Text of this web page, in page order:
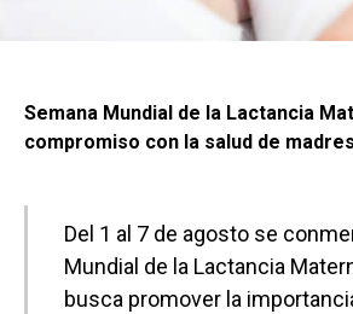
Semana Mundial de la Lactancia
compromiso con la salud de
Del 1 al 7 de agosto se
Mundial de la Lactancia
busca promover la